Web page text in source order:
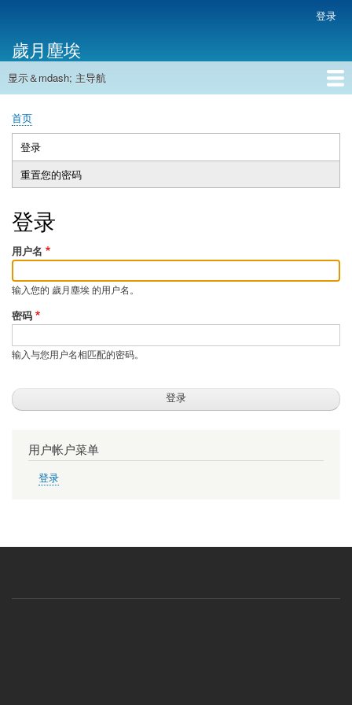
主
内
帐
户
菜
单
登录
歲月塵埃
主
航
显示＆mdash; 主导航
首页
面
包
屑
首页
主
标
登录
动
标
重置您的密码
登录
用户名
输入您的 歲月塵埃 的用户名。
密码
输入与您用户名相匹配的密码。
用户帐户菜单
登录